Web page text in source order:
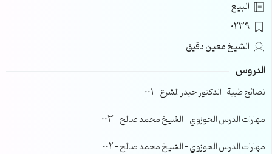
البيع
0239
الشيخ معين دقيق
الدروس
نصائح طبية- الدكتور حيدر الشرع – 001
مهارات الدرس الحوزوي – الشيخ محمد صالح – 003
مهارات الدرس الحوزوي – الشيخ محمد صالح – 002